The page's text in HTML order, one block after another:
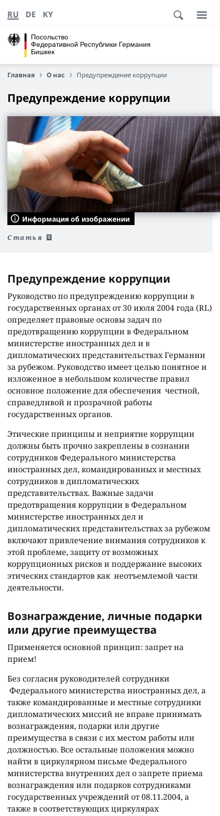
Посольство
Федеративной Республики Германия
Бишкек
RU DE KY
Главная О нас Предупреждение коррупции
Предупреждение коррупции
Информация об изображении
Статья
Предупреждение коррупции
Руководство по предупреждению коррупции в
государственных органах от 30 июля 2004 года (RL)
определяет правовые основы задач по
предотвращению коррупции в Федеральном
министерстве иностранных дел и в
дипломатических представительствах Германии
за рубежом. Руководство имеет целью понятное и
изложенное в небольшом количестве правил
основное положение для обеспечения честной,
справедливой и прозрачной работы
государственных органов.
Этические принципы и неприятие коррупции
должны быть прочно закреплены в сознании
сотрудников Федерального министерства
иностранных дел, командированных и местных
сотрудников в дипломатических
представительствах. Важные задачи
предотвращения коррупции в Федеральном
министерстве иностранных дел и
дипломатических представительствах за рубежом
включают привлечение внимания сотрудников к
этой проблеме, защиту от возможных
коррупционных рисков и поддержание высоких
этических стандартов как неотъемлемой части
деятельности.
Вознаграждение, личные подарки
или другие преимущества
Применяется основной принцип: запрет на
прием!
Без согласия руководителей сотрудники
Федерального министерства иностранных дел, а
также командированные и местные сотрудники
дипломатических миссий не вправе принимать
вознаграждения, подарки или другие
преимущества в связи с их местом работы или
должностью. Все остальные положения можно
найти в циркулярном письме Федерального
министерства внутренних дел о запрете приема
вознаграждения или подарков сотрудниками
государственных учреждений от 08.11.2004, а
также в соответствующих циркулярах